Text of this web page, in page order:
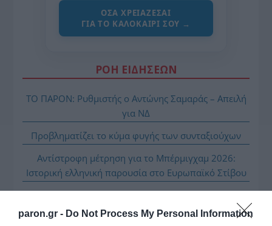
paron.gr - Do Not Process My Personal Information
ΌΣΑ ΧΡΕΙΆΖΕΣΑΙ
ΓΙΑ ΤΟ ΚΑΛΟΚΑΊΡΙ ΣΟΥ →
ΡΟΗ ΕΙΔΗΣΕΩΝ
ΤΟ ΠΑΡΟΝ: Ρυθμιστής ο Αντώνης Σαμαράς – Απειλή
για ΝΔ
Προβληματίζει το κύμα φυγής των συνταξιούχων
Αντίστροφη μέτρηση για το Μπέρμιγχαμ 2026:
Ιστορική ελληνική παρουσία στο Ευρωπαϊκό Στίβου
Η Ναυτιλία εκπέμπει «SOS»
Τι πρέπει να κάνετε σε περίπτωση που σας τσιμπήσει